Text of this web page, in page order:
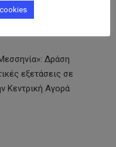
Δράση
εξετάσεις σε
Κεντρική Αγορά